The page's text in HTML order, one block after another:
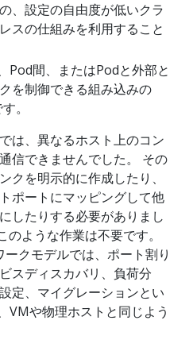
、設定の自由度が低いクラ
スの仕組みを利用すること
Pod間、またはPodと外部と
を制御できる組み込みの
。
は、異なるホスト上のコン
信できませんでした。 その
クを明示的に作成したり、
ポートにマッピングして他
したりする必要がありまし
ような作業は不要です。
クモデルでは、ポート割り
スディスカバリ、負荷分
定、マイグレーションとい
VMや物理ホストと同じよう